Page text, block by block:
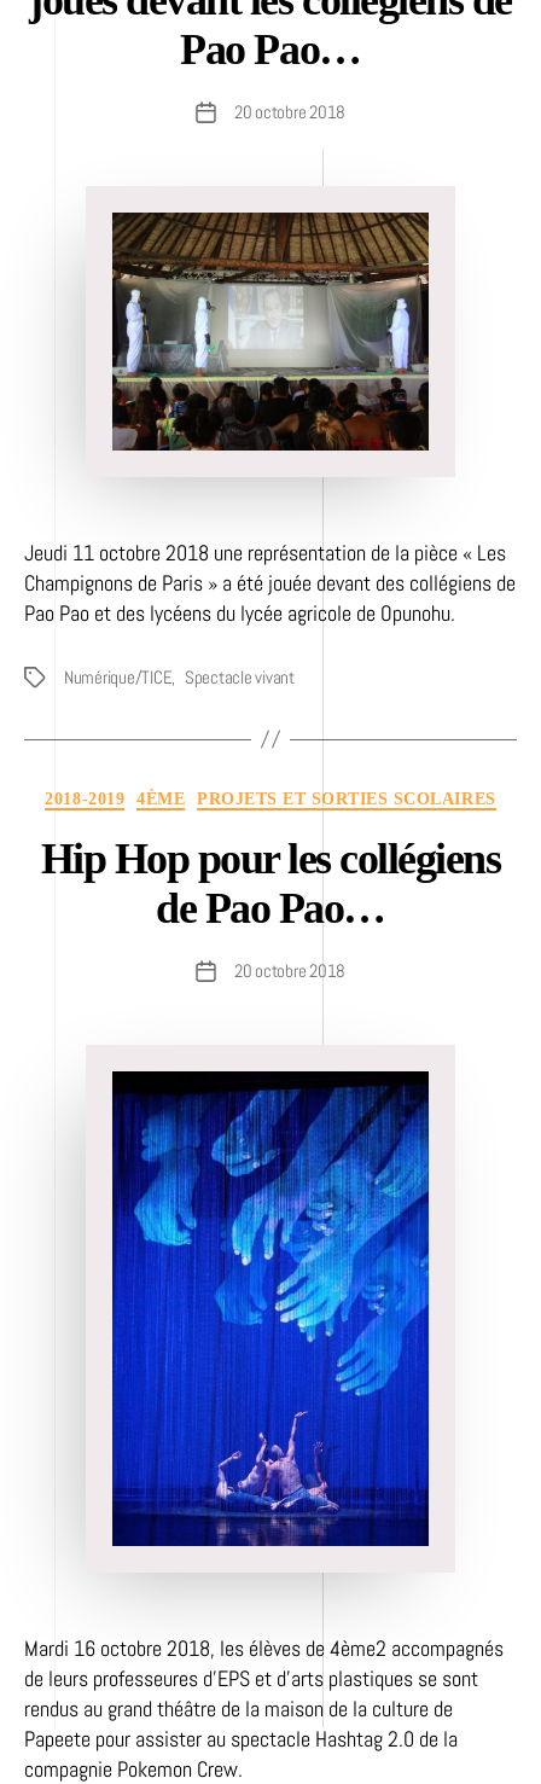
Pao Pao…
Date20 octobre 2018
Jeudi 11 octobre 2018 une représentation de la pièce « Les
Champignons de Paris » a été jouée devant des collégiens de
Pao Pao et des lycéens du lycée agricole de Opunohu.
ÉtiquettesNumérique/TICE Spectacle vivant
Catégories
2018-2019 4ÈME PROJETS ET SORTIES SCOLAIRES
Hip Hop pour les collégiens
de Pao Pao…
Date20 octobre 2018
Mardi 16 octobre 2018, les élèves de 4ème2 accompagnés
de leurs professeures d’EPS et d’arts plastiques se sont
rendus au grand théâtre de la maison de la culture de
Papeete pour assister au spectacle Hashtag 2.0 de la
compagnie Pokemon Crew.